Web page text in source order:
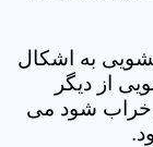
به اشکال
از دیگر
خراب شود می